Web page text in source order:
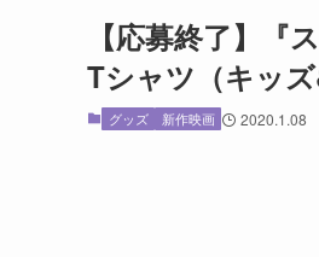
【応募終了】
Tシャツ（キッ
グッズ 新作映画 2020.1.08